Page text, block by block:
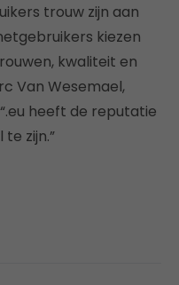
trouw zijn aan
kiezen
kwaliteit en
Van Wesemael,
heeft de reputatie
zijn.”